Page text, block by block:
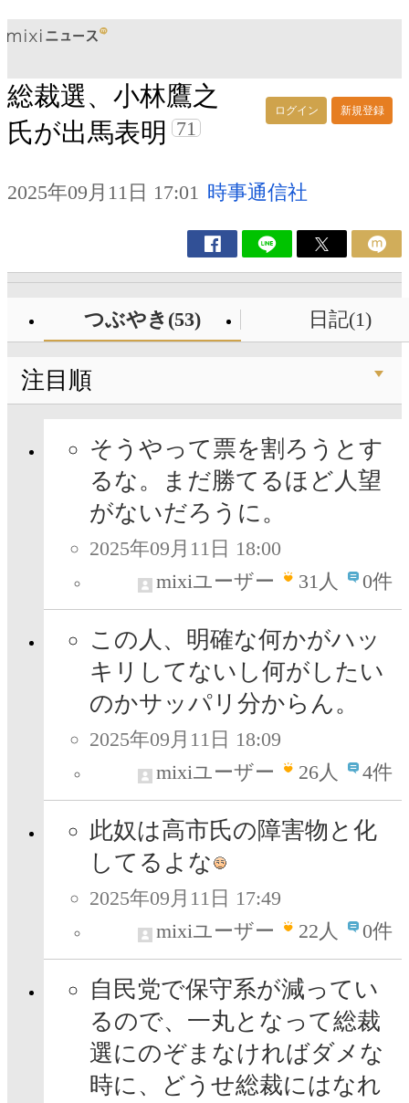
ログイン 新規登録
総裁選、小林鷹之
氏が出馬表明 71
2025年09月11日 17:01 時事通信社
つぶやき(53) 日記(1)
注目順
そうやって票を割ろうとす
るな。まだ勝てるほど人望
がないだろうに。
2025年09月11日 18:00
mixiユーザー
31人 0件
この人、明確な何かがハッ
キリしてないし何がしたい
のかサッパリ分からん。
2025年09月11日 18:09
mixiユーザー
26人 4件
此奴は高市氏の障害物と化
してるよな
2025年09月11日 17:49
mixiユーザー
22人 0件
自民党で保守系が減ってい
るので、一丸となって総裁
選にのぞまなければダメな
時に、どうせ総裁にはなれ